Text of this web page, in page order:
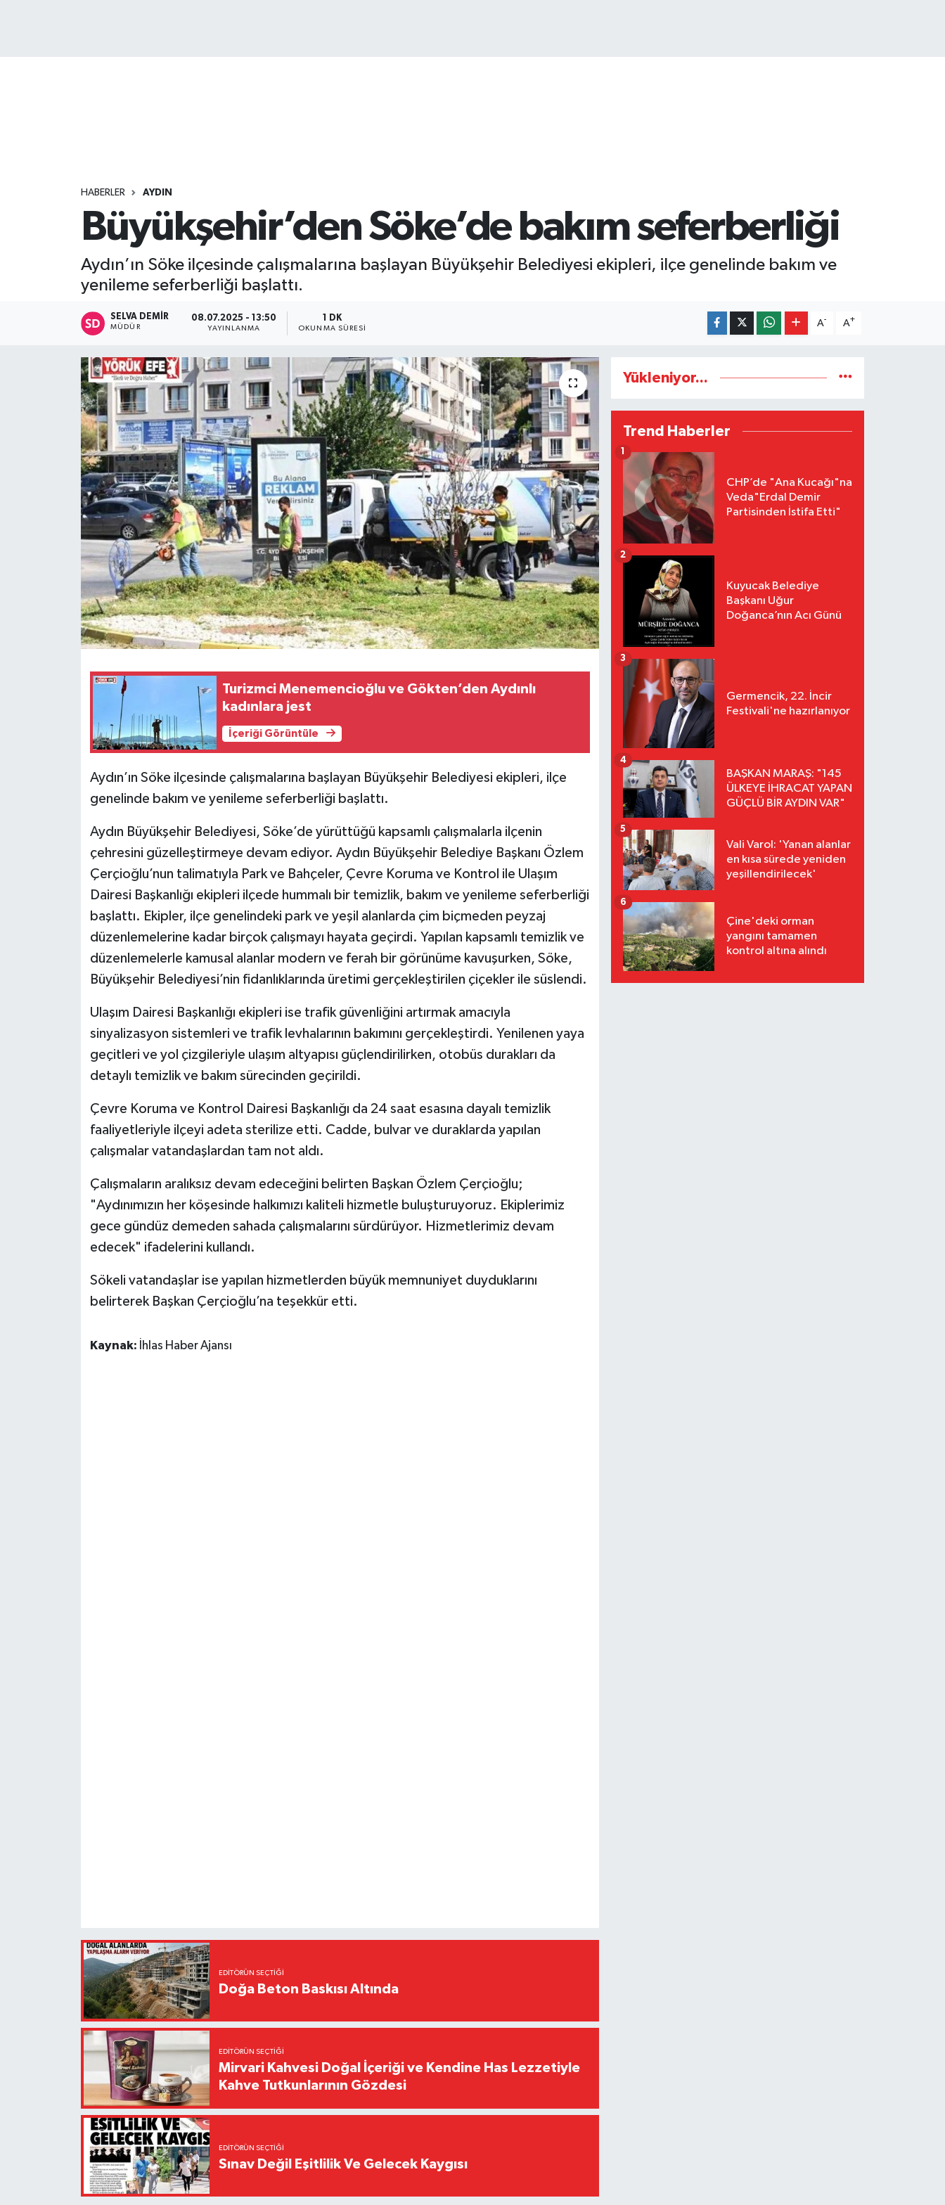
HABERLER AYDIN
Büyükşehir’den Söke’de bakım seferberliği
Aydın’ın Söke ilçesinde çalışmalarına başlayan Büyükşehir Belediyesi ekipleri, ilçe genelinde bakım ve
yenileme seferberliği başlattı.
SELVA DEMIR
MÜDÜR
08.07.2025 - 13:50
YAYINLANMA
1 DK
OKUNMA SÜRESI
A- A+
Turizmci Menemencioğlu ve Gökten’den Aydınlı
kadınlara jest
İçeriği Görüntüle
Aydın’ın Söke ilçesinde çalışmalarına başlayan Büyükşehir Belediyesi ekipleri, ilçe
genelinde bakım ve yenileme seferberliği başlattı.
Aydın Büyükşehir Belediyesi, Söke’de yürüttüğü kapsamlı çalışmalarla ilçenin
çehresini güzelleştirmeye devam ediyor. Aydın Büyükşehir Belediye Başkanı Özlem
Çerçioğlu’nun talimatıyla Park ve Bahçeler, Çevre Koruma ve Kontrol ile Ulaşım
Dairesi Başkanlığı ekipleri ilçede hummalı bir temizlik, bakım ve yenileme seferberliği
başlattı. Ekipler, ilçe genelindeki park ve yeşil alanlarda çim biçmeden peyzaj
düzenlemelerine kadar birçok çalışmayı hayata geçirdi. Yapılan kapsamlı temizlik ve
düzenlemelerle kamusal alanlar modern ve ferah bir görünüme kavuşurken, Söke,
Büyükşehir Belediyesi’nin fidanlıklarında üretimi gerçekleştirilen çiçekler ile süslendi.
Ulaşım Dairesi Başkanlığı ekipleri ise trafik güvenliğini artırmak amacıyla
sinyalizasyon sistemleri ve trafik levhalarının bakımını gerçekleştirdi. Yenilenen yaya
geçitleri ve yol çizgileriyle ulaşım altyapısı güçlendirilirken, otobüs durakları da
detaylı temizlik ve bakım sürecinden geçirildi.
Çevre Koruma ve Kontrol Dairesi Başkanlığı da 24 saat esasına dayalı temizlik
faaliyetleriyle ilçeyi adeta sterilize etti. Cadde, bulvar ve duraklarda yapılan
çalışmalar vatandaşlardan tam not aldı.
Çalışmaların aralıksız devam edeceğini belirten Başkan Özlem Çerçioğlu;
"Aydınımızın her köşesinde halkımızı kaliteli hizmetle buluşturuyoruz. Ekiplerimiz
gece gündüz demeden sahada çalışmalarını sürdürüyor. Hizmetlerimiz devam
edecek" ifadelerini kullandı.
Sökeli vatandaşlar ise yapılan hizmetlerden büyük memnuniyet duyduklarını
belirterek Başkan Çerçioğlu’na teşekkür etti.
Kaynak: İhlas Haber Ajansı
EDITÖRÜN SEÇTIĞI
Doğa Beton Baskısı Altında
EDITÖRÜN SEÇTIĞI
Mirvari Kahvesi Doğal İçeriği ve Kendine Has Lezzetiyle
Kahve Tutkunlarının Gözdesi
EDITÖRÜN SEÇTIĞI
Sınav Değil Eşitlilik Ve Gelecek Kaygısı
Yükleniyor...
Trend Haberler
CHP’de "Ana Kucağı"na
Veda"Erdal Demir
Partisinden İstifa Etti"
1
Kuyucak Belediye
Başkanı Uğur
Doğanca’nın Acı Günü
2
Germencik, 22. İncir
Festivali'ne hazırlanıyor
3
BAŞKAN MARAŞ: "145
ÜLKEYE İHRACAT YAPAN
GÜÇLÜ BİR AYDIN VAR"
4
Vali Varol: 'Yanan alanlar
en kısa sürede yeniden
yeşillendirilecek'
5
Çine'deki orman
yangını tamamen
kontrol altına alındı
6